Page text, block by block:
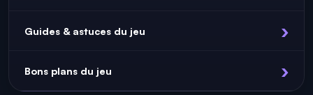
Guides & astuces du jeu
Bons plans du jeu